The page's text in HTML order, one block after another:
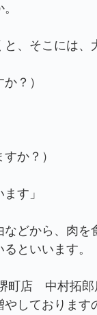
と、そこには
？）
か？）
す」
などから、肉
といいます。
町店 中村拓郎
やしておりま